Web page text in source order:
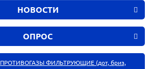
НОВОСТИ
ОПРОС
ПРОТИВОГАЗЫ ФИЛЬТРУЮЩИЕ (дот, бриз,